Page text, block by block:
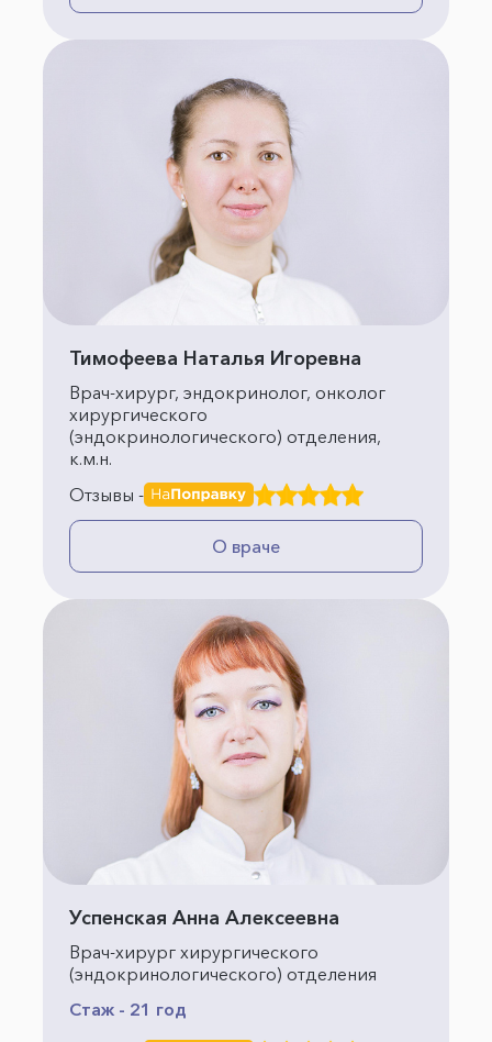
Тимофеева Наталья Игоревна
Врач-хирург, эндокринолог, онколог
хирургического
(эндокринологического) отделения,
к.м.н.
Отзывы -
О враче
Успенская Анна Алексеевна
Врач-хирург хирургического
(эндокринологического) отделения
Стаж - 21 год